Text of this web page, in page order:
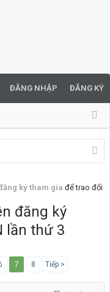
ĐĂNG NHẬP ĐĂNG KÝ
ký tham gia để trao đổi
đăng ký
lần thứ 3
7 8 Tiếp >